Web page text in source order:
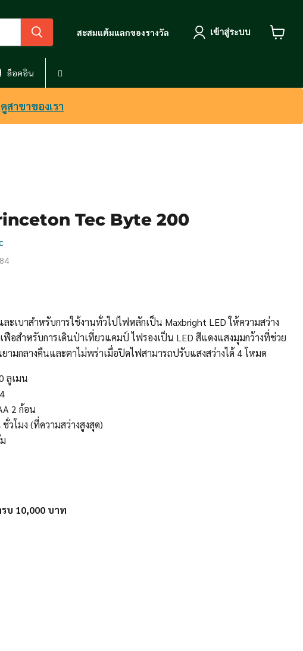
สะสมแต้มแลกของรางวัล เข้าสู่ระบบ
ล็อคอิน
ดูสาขาของเรา
Tec Byte 200
ะเบาสำหรับการใช้งานทั่วไปไฟหลักเป็น Maxbright LED ให้ความสว่าง
ฟือสำหรับการเดินป่าเที่ยวแคมป์ ไฟรองเป็น LED สีแดงแสงมุมกว้างที่ช่วย
ามกลางคืนและตาไม่พร่าเมื่อปิดไฟสามารถปรับแสงสว่างได้ 4 โหมด
ลูเมน
2 ก้อน
วโมง (ที่ความสว่างสูงสุด)
บ 10,000 บาท